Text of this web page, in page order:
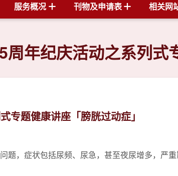
服务概况 刊物及申请表 相关网
周年纪庆活动之系列式
专题健康讲座「膀胱过动症」
题，症状包括尿频、尿急，甚至夜尿增多，严